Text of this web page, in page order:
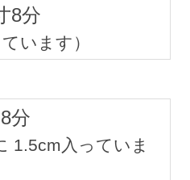
8分
います）
8分
1.5cm入っていま